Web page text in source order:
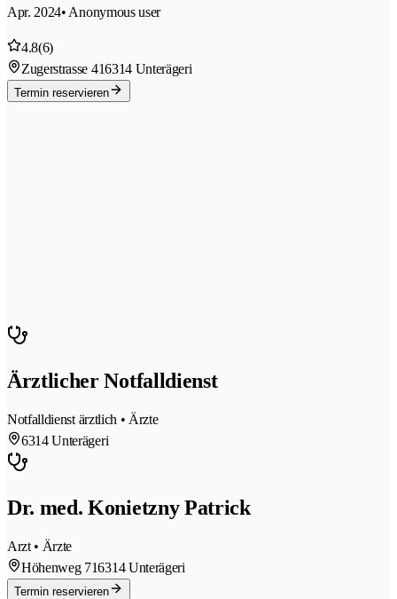
Apr. 2024• Anonymous user
4.8(6)
Zugerstrasse 416314 Unterägeri
Termin reservieren
Ärztlicher Notfalldienst
Notfalldienst ärztlich • Ärzte
6314 Unterägeri
Dr. med. Konietzny Patrick
Arzt • Ärzte
Höhenweg 716314 Unterägeri
Termin reservieren